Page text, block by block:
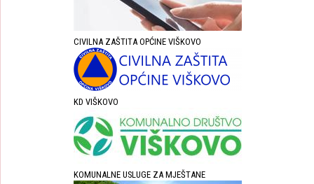
CIVILNA ZAŠTITA OPĆINE VIŠKOVO
KD VIŠKOVO
KOMUNALNE USLUGE ZA MJEŠTANE